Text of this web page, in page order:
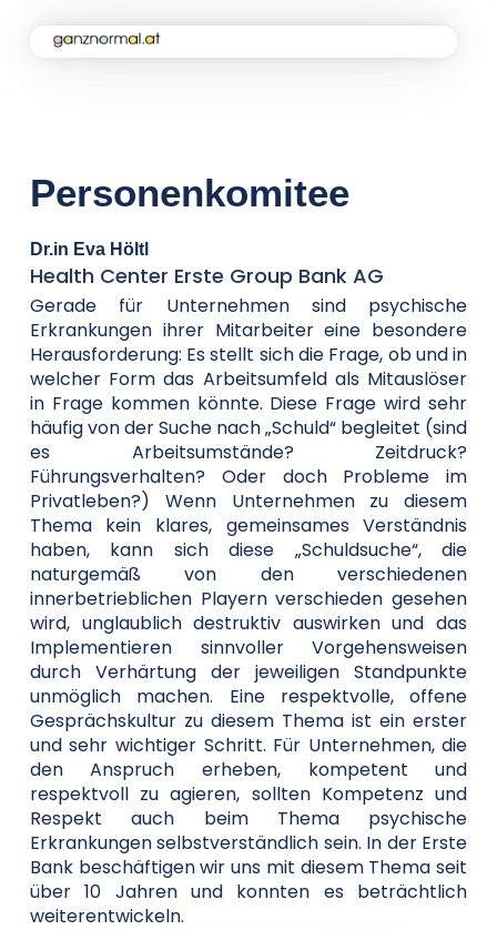
Aktuelles
Soforthilfe
Über uns
Kontakt
Personenkomitee
Dr.in Eva Höltl
Health Center Erste Group Bank AG
Gerade für Unternehmen sind psychische
Erkrankungen ihrer Mitarbeiter eine besondere
Herausforderung: Es stellt sich die Frage, ob und in
welcher Form das Arbeitsumfeld als Mitauslöser
in Frage kommen könnte. Diese Frage wird sehr
häufig von der Suche nach „Schuld“ begleitet (sind
es Arbeitsumstände? Zeitdruck?
Führungsverhalten? Oder doch Probleme im
Privatleben?) Wenn Unternehmen zu diesem
Thema kein klares, gemeinsames Verständnis
haben, kann sich diese „Schuldsuche“, die
naturgemäß von den verschiedenen
innerbetrieblichen Playern verschieden gesehen
wird, unglaublich destruktiv auswirken und das
Implementieren sinnvoller Vorgehensweisen
durch Verhärtung der jeweiligen Standpunkte
unmöglich machen. Eine respektvolle, offene
Gesprächskultur zu diesem Thema ist ein erster
und sehr wichtiger Schritt. Für Unternehmen, die
den Anspruch erheben, kompetent und
respektvoll zu agieren, sollten Kompetenz und
Respekt auch beim Thema psychische
Erkrankungen selbstverständlich sein. In der Erste
Bank beschäftigen wir uns mit diesem Thema seit
über 10 Jahren und konnten es beträchtlich
weiterentwickeln.